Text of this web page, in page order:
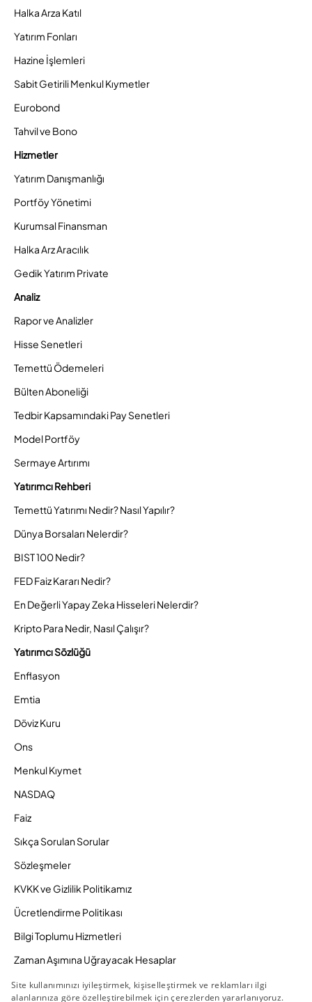
Halka Arza Katıl
Yatırım Fonları
Hazine İşlemleri
Sabit Getirili Menkul Kıymetler
Eurobond
Tahvil ve Bono
Hizmetler
Yatırım Danışmanlığı
Portföy Yönetimi
Kurumsal Finansman
Halka Arz Aracılık
Gedik Yatırım Private
Analiz
Rapor ve Analizler
Hisse Senetleri
Temettü Ödemeleri
Bülten Aboneliği
Tedbir Kapsamındaki Pay Senetleri
Model Portföy
Sermaye Artırımı
Yatırımcı Rehberi
Temettü Yatırımı Nedir? Nasıl Yapılır?
Dünya Borsaları Nelerdir?
BIST 100 Nedir?
FED Faiz Kararı Nedir?
En Değerli Yapay Zeka Hisseleri Nelerdir?
Kripto Para Nedir, Nasıl Çalışır?
Yatırımcı Sözlüğü
Enflasyon
Emtia
Döviz Kuru
Ons
Menkul Kıymet
NASDAQ
Faiz
Sıkça Sorulan Sorular
Sözleşmeler
KVKK ve Gizlilik Politikamız
Ücretlendirme Politikası
Bilgi Toplumu Hizmetleri
Zaman Aşımına Uğrayacak Hesaplar
Duyurular ve Kampanyalar